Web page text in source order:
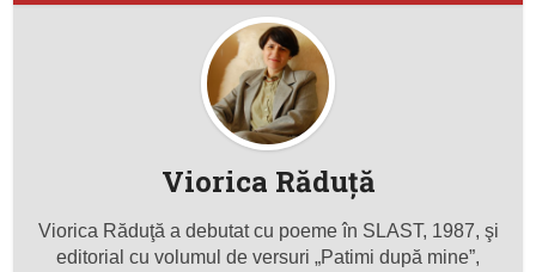
Viorica Răduţă
Viorica Răduţă a debutat cu poeme în SLAST, 1987, şi
editorial cu volumul de versuri „Patimi după mine”,